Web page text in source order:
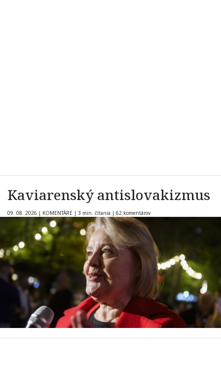
Kaviarenský antislovakizmus
09. 08. 2026 | KOMENTÁRE | 3 min. čítania | 62 komentárov